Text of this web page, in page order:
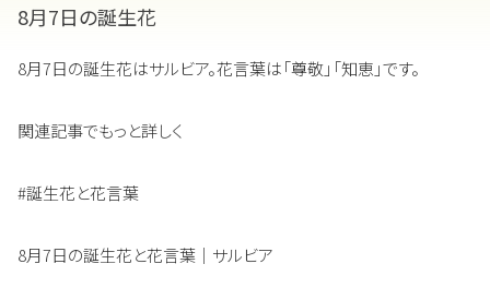
8月7日の誕生花
8月7日の誕生花はサルビア。花言葉は「尊敬」「知恵」です。
関連記事でもっと詳しく
#誕生花と花言葉
8月7日の誕生花と花言葉｜サルビア